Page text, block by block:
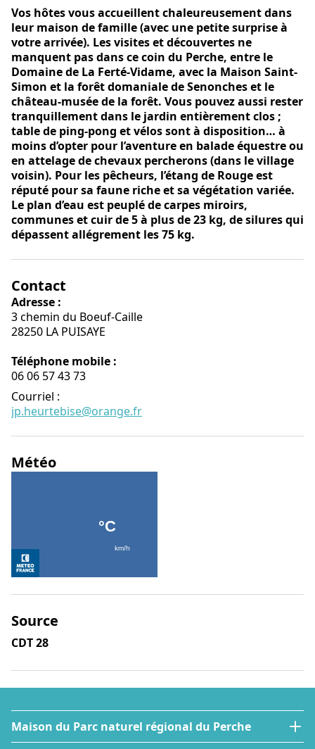
Vos hôtes vous accueillent chaleureusement dans
leur maison de famille (avec une petite surprise à
votre arrivée). Les visites et découvertes ne
manquent pas dans ce coin du Perche, entre le
Domaine de La Ferté-Vidame, avec la Maison Saint-
Simon et la forêt domaniale de Senonches et le
château-musée de la forêt. Vous pouvez aussi rester
tranquillement dans le jardin entièrement clos ;
table de ping-pong et vélos sont à disposition… à
moins d’opter pour l’aventure en balade équestre ou
en attelage de chevaux percherons (dans le village
voisin). Pour les pêcheurs, l’étang de Rouge est
réputé pour sa faune riche et sa végétation variée.
Le plan d’eau est peuplé de carpes miroirs,
communes et cuir de 5 à plus de 23 kg, de silures qui
dépassent allégrement les 75 kg.
Contact
Adresse :
3 chemin du Boeuf-Caille
28250 LA PUISAYE
Téléphone mobile :
06 06 57 43 73
Courriel :
jp.heurtebise@orange.fr
Météo
Source
CDT 28
Maison du Parc naturel régional du Perche